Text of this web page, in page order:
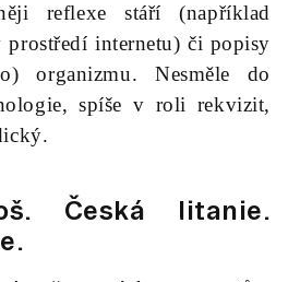
reflexe stáří (například
internetu) či popisy
organizmu. Nesměle do
spíše v roli rekvizit,
Česká litanie.